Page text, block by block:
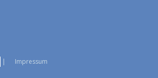
| Impressum